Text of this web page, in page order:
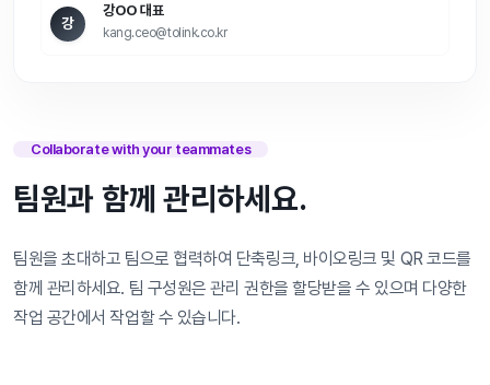
강
강OO 대표
kang.ceo@tolink.co.kr
Collaborate with your teammates
팀원과 함께 관리하세요.
팀원을 초대하고 팀으로 협력하여 단축링크, 바이오링크 및 QR 코드를
함께 관리하세요. 팀 구성원은 관리 권한을 할당받을 수 있으며 다양한
작업 공간에서 작업할 수 있습니다.